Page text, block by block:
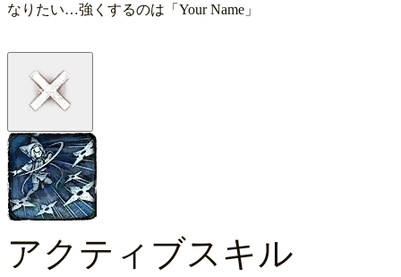
なりたい…強くするのは「Your Name」
アクティブスキル